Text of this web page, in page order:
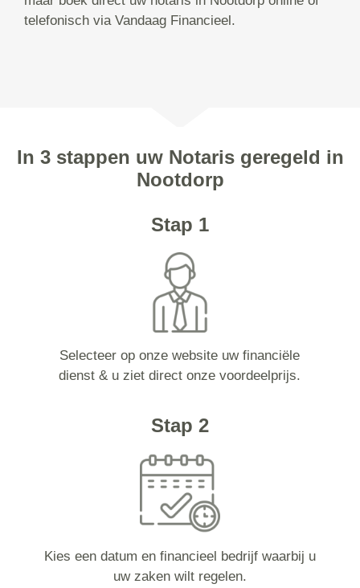
telefonisch via Vandaag Financieel.
In 3 stappen uw Notaris geregeld in
Nootdorp
Stap 1
Selecteer op onze website uw financiële
dienst & u ziet direct onze voordeelprijs.
Stap 2
Kies een datum en financieel bedrijf waarbij u
uw zaken wilt regelen.